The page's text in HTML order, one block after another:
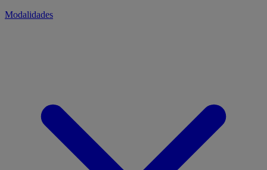
Modalidades